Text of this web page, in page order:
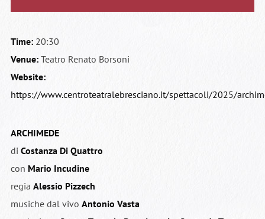
Time:20:30
Venue:Teatro Renato Borsoni
Website:
https://www.centroteatralebresciano.it/spettacoli/2025/
ARCHIMEDE
di Costanza Di Quattro
con Mario Incudine
regia Alessio Pizzech
musiche dal vivo Antonio Vasta